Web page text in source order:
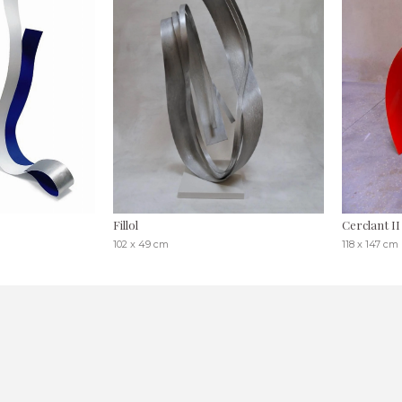
Fillol
102 x 49 cm
Cerclant II
118 x 147 cm